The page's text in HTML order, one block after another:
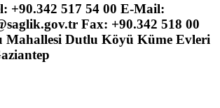
+90.342 517 54 00 E-Mail:
Fax: +90.342 518 00
Mahallesi Dutlu Köyü Küme Evleri